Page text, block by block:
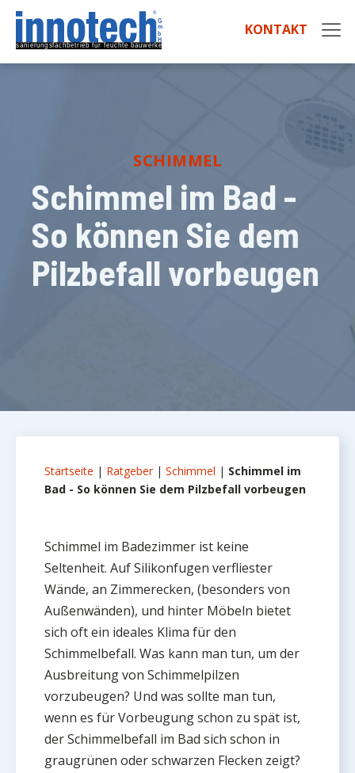
KONTAKT
SCHIMMEL
Schimmel im Bad -
So können Sie dem
Pilzbefall vorbeugen
Startseite | Ratgeber| Schimmel | Schimmel im
Bad - So können Sie dem Pilzbefall vorbeugen
Schimmel im Badezimmer ist keine
Seltenheit. Auf Silikonfugen verfliester
Wände, an Zimmerecken, (besonders von
Außenwänden), und hinter Möbeln bietet
sich oft ein ideales Klima für den
Schimmelbefall. Was kann man tun, um der
Ausbreitung von Schimmelpilzen
vorzubeugen? Und was sollte man tun,
wenn es für Vorbeugung schon zu spät ist,
der Schimmelbefall im Bad sich schon in
graugrünen oder schwarzen Flecken zeigt?